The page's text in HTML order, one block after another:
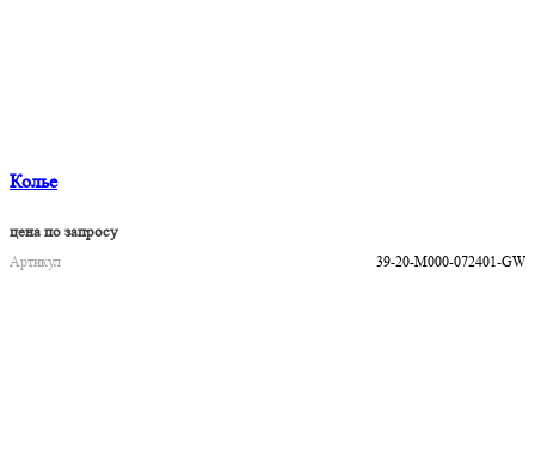
Колье
цена по запросу
Артикул
39-20-M000-072401-GW